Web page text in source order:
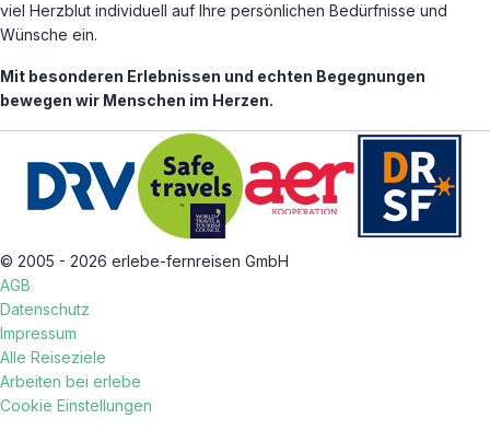
viel Herzblut individuell auf Ihre persönlichen Bedürfnisse und
Wünsche ein.
Mit besonderen Erlebnissen und echten Begegnungen
bewegen wir Menschen im Herzen.
© 2005 - 2026 erlebe-fernreisen GmbH
AGB
Datenschutz
Impressum
Alle Reiseziele
Arbeiten bei erlebe
Cookie Einstellungen